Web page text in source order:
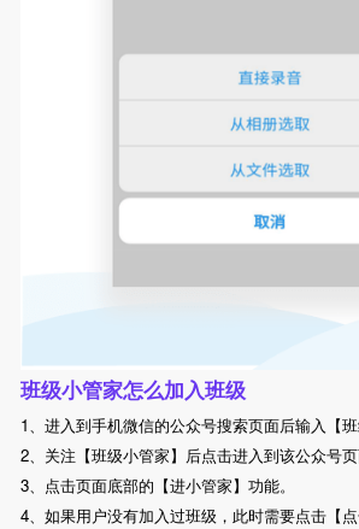
班级小管家怎么加入班级
1、进入到手机微信的公众号搜索页面后输入【班
2、关注【班级小管家】后点击进入到该公众号页
3、点击页面底部的【进小管家】功能。
4、如果用户没有加入过班级，此时需要点击【点